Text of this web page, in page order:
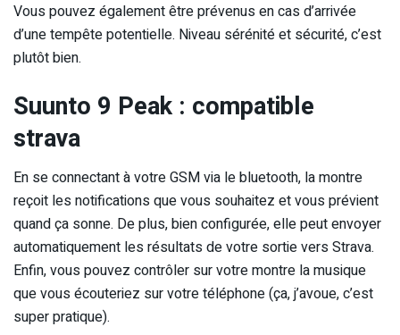
Vous pouvez également être prévenus en cas d’arrivée
d’une tempête potentielle. Niveau sérénité et sécurité, c’est
plutôt bien.
Suunto 9 Peak : compatible
strava
En se connectant à votre GSM via le bluetooth, la montre
reçoit les notifications que vous souhaitez et vous prévient
quand ça sonne. De plus, bien configurée, elle peut envoyer
automatiquement les résultats de votre sortie vers Strava.
Enfin, vous pouvez contrôler sur votre montre la musique
que vous écouteriez sur votre téléphone (ça, j’avoue, c’est
super pratique).